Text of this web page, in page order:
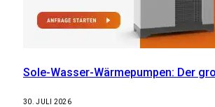
Sole-Wasser-Wärmepumpen: Der
30. JULI 2026